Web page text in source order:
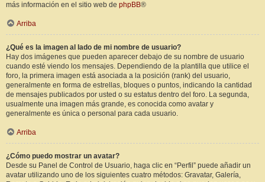
más información en el sitio web de phpBB®
Arriba
¿Qué es la imagen al lado de mi nombre de usuario?
Hay dos imágenes que pueden aparecer debajo de su nombre de usuario
cuando esté viendo los mensajes. Dependiendo de la plantilla que utilice el
foro, la primera imagen está asociada a la posición (rank) del usuario,
generalmente en forma de estrellas, bloques o puntos, indicando la cantidad
de mensajes publicados por usted o su estatus dentro del foro. La segunda,
usualmente una imagen más grande, es conocida como avatar y
generalmente es única o personal para cada usuario.
Arriba
¿Cómo puedo mostrar un avatar?
Desde su Panel de Control de Usuario, haga clic en “Perfil” puede añadir un
avatar utilizando uno de los siguientes cuatro métodos: Gravatar, Galería,